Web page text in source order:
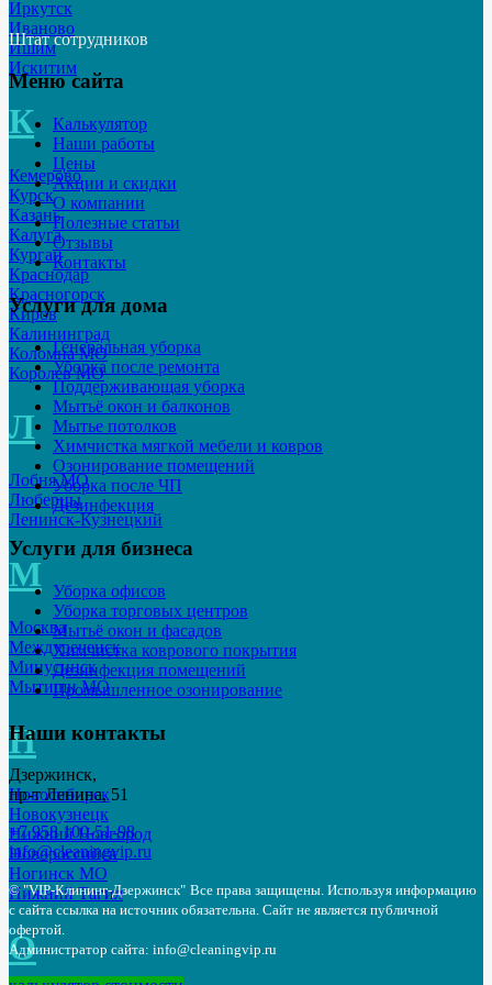
Иркутск
Иваново
Ишим
Искитим
К
Кемерово
Курск
Казань
Калуга
Курган
Краснодар
Красногорск
Киров
Калининград
Коломна МО
Королев МО
Л
Лобня МО
Люберцы
Ленинск-Кузнецкий
М
Москва
Междуреченск
Минусинск
Мытищи МО
Н
Новосибирск
Новокузнецк
Нижний Новгород
Новороссийск
Ногинск МО
Нижний Тагил
О
Штат сотрудников
Меню сайта
Калькулятор
Наши работы
Цены
Акции и скидки
О компании
Полезные статьи
Отзывы
Контакты
Услуги для дома
Генеральная уборка
Уборка после ремонта
Поддерживающая уборка
Мытьё окон и балконов
Мытье потолков
Химчистка мягкой мебели и ковров
Озонирование помещений
Уборка после ЧП
Дезинфекция
Услуги для бизнеса
Уборка офисов
Уборка торговых центров
Мытьё окон и фасадов
Химчистка коврового покрытия
Дезинфекция помещений
Промышленное озонирование
Наши контакты
Дзержинск,
пр-т Ленина, 51
+7 958 100-51-98
info@cleaningvip.ru
© "VIP-Клининг-Дзержинск" Все права защищены. Используя информацию
с сайта ссылка на источник обязательна. Сайт не является публичной
офертой.
Администратор сайта: info@cleaningvip.ru